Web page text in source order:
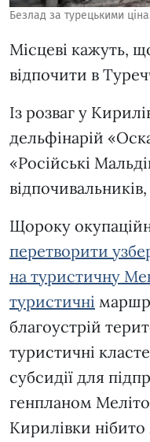
Безлад за турецькими
Місцеві кажуть,
відпочити в
Із розваг у
дельфінарій
«Російські
Щороку
перетворити
на туристичну
туристичні
благоустрій
туристичні
субсидії для
генпланом
Кирилівки